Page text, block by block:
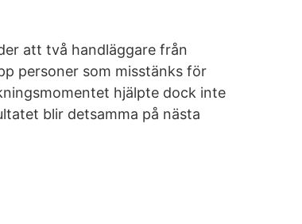
att två handläggare från
personer som misstänks för
hjälpte dock inte
blir detsamma på nästa